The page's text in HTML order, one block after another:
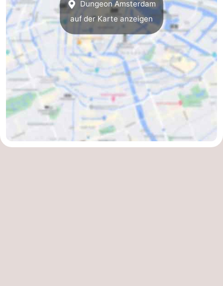
Dungeon Amsterdam
auf der Karte anzeigen